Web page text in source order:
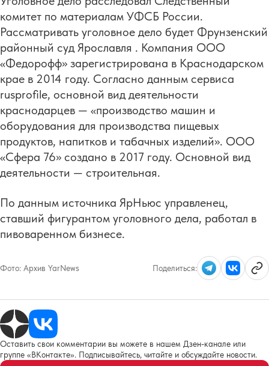
комитет по материалам УФСБ России.
Рассматривать уголовное дело будет Фрунзенский
районный суд Ярославля . Компания ООО
«Федорофф» зарегистрирована в Краснодарском
крае в 2014 году. Согласно данным сервиса
rusprofile, основной вид деятельности
краснодарцев — «производство машин и
оборудования для производства пищевых
продуктов, напитков и табачных изделий». ООО
«Сфера 76» создано в 2017 году. Основной вид
деятельности — строительная.
По данным источника ЯрНьюс управленец,
ставший фигурантом уголовного дела, работал в
пивоваренном бизнесе.
Фото: Архив YarNews Поделиться:
Оставить свои комментарии вы можете в нашем Дзен-канале или
группе «ВКонтакте». Подписывайтесь, читайте и обсуждайте новости.